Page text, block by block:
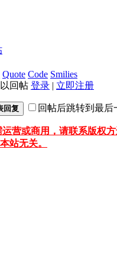
Quote Code Smilies
回帖 登录 | 立即注册
回复 回帖后跳转到最后
营或商用，请联系版权
站无关。